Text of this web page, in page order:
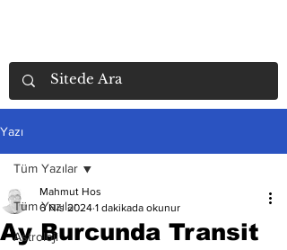
Yazı
Tüm Yazılar
Astroloji
Tüm Yazılar
Ay Burcunda Transit
Mahmut Hos
6 Nis 2024 1 dakikada okunur